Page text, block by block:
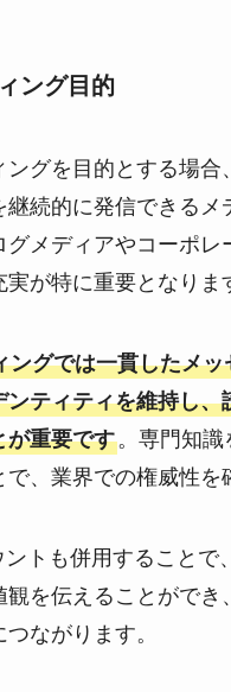
ング目的
ングを目的とする場合
継続的に発信できるメ
グメディアやコーポレ
が特に重要となりま
ングでは一貫したメ
ンティティを維持し、
が重要です。専門知
、業界での権威性を
ントも併用することで
観を伝えることができ
ながります。